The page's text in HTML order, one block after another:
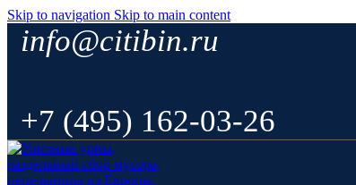
Skip to navigation Skip to main content
info@citibin.ru
+7 (495) 162-03-26